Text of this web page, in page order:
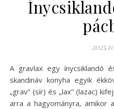
A gravlax egy ínycsiklandó és különleges étel, amely a
skandináv konyha egyik
„grav” (sír) és „lax” (lazac)
arra a hagyományra, amikor